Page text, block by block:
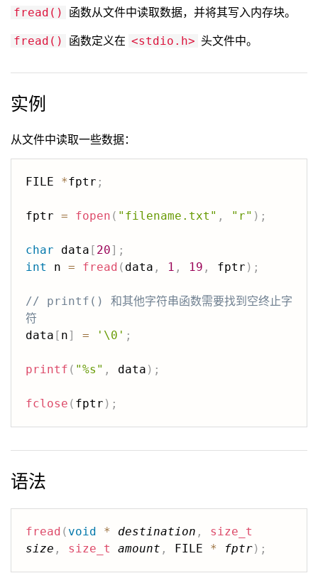
fread() 函数从文件中读取数据，并将其写入内存块。
fread() 函数定义在 <stdio.h> 头文件中。
实例
从文件中读取一些数据：
FILE *fptr ;
fptr = fopen ( "filename.txt" , "r" ) ;
char data [ 20] ;
int
n = fread ( data , 1 , 19 , fptr ) ;
// printf() 和其他字符串函数需要找到空终止字
符
data [ n] = '\0' ;
printf ( "%s" , data ) ;
fclose ( fptr ) ;
语法
fread ( void * destination ,
size_t
size , size_t amount , FILE * fptr) ;